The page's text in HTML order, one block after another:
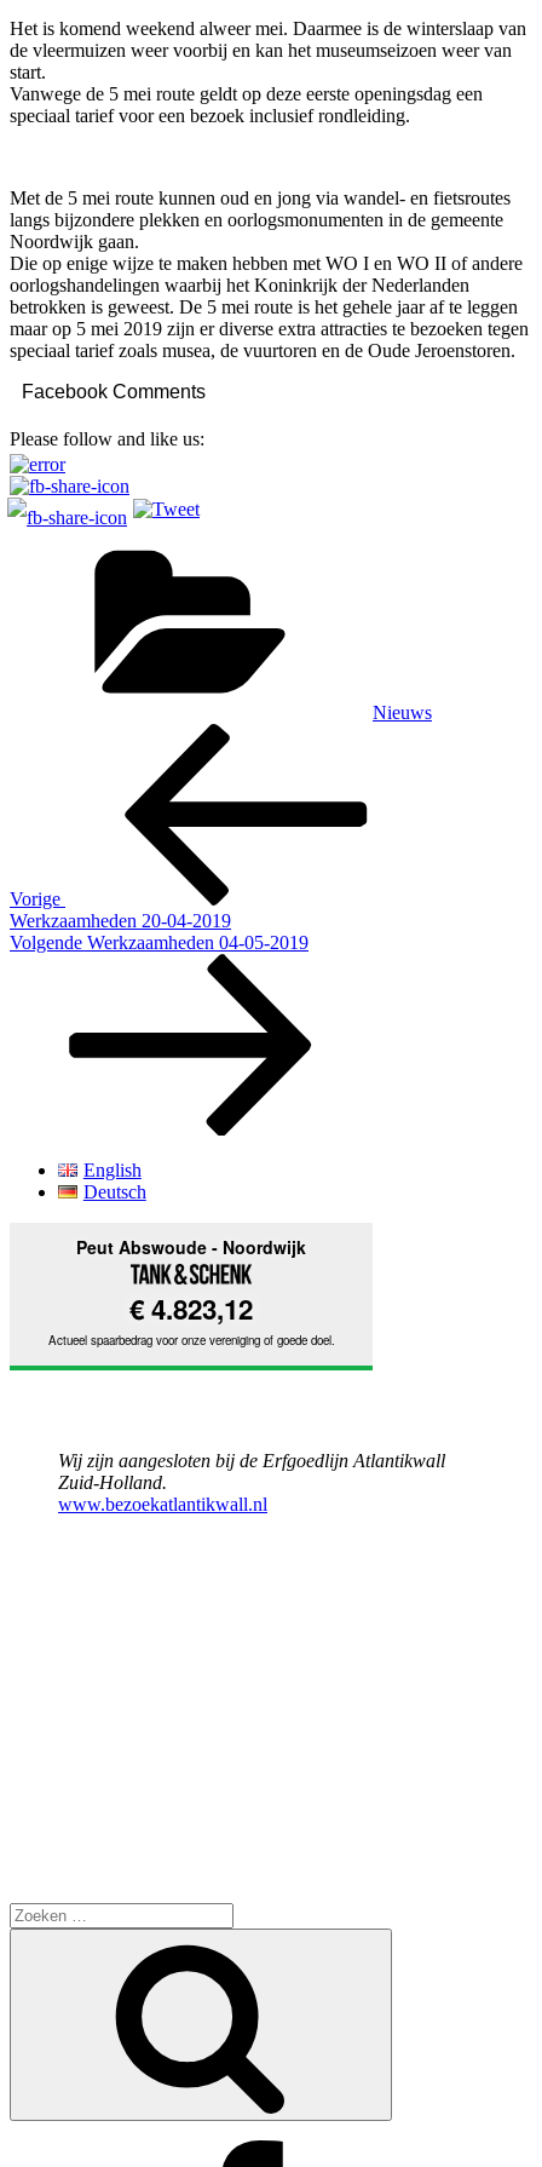
Het is komend weekend alweer mei. Daarmee is de winterslaap van
de vleermuizen weer voorbij en kan het museumseizoen weer van
start.
Vanwege de 5 mei route geldt op deze eerste openingsdag een
speciaal tarief voor een bezoek inclusief rondleiding.
Met de 5 mei route kunnen oud en jong via wandel- en fietsroutes
langs bijzondere plekken en oorlogsmonumenten in de gemeente
Noordwijk gaan.
Die op enige wijze te maken hebben met WO I en WO II of andere
oorlogshandelingen waarbij het Koninkrijk der Nederlanden
betrokken is geweest. De 5 mei route is het gehele jaar af te leggen
maar op 5 mei 2019 zijn er diverse extra attracties te bezoeken tegen
speciaal tarief zoals musea, de vuurtoren en de Oude Jeroenstoren.
Facebook Comments
Please follow and like us:
Nieuws
Vorige
Werkzaamheden 20-04-2019
Volgend
Volgende Werkzaamheden 04-05-2019
English
Deutsch
Wij zijn aangesloten bij de Erfgoedlijn Atlantikwall
Zuid-Holland.
www.bezoekatlantikwall.nl
Zoeken
naar: